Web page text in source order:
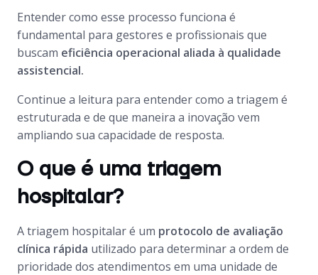
Entender como esse processo funciona é
fundamental para gestores e profissionais que
buscam eficiência operacional aliada à qualidade
assistencial.
Continue a leitura para entender como a triagem é
estruturada e de que maneira a inovação vem
ampliando sua capacidade de resposta.
O que é uma triagem
hospitalar?
A triagem hospitalar é um protocolo de avaliação
clínica rápida utilizado para determinar a ordem de
prioridade dos atendimentos em uma unidade de